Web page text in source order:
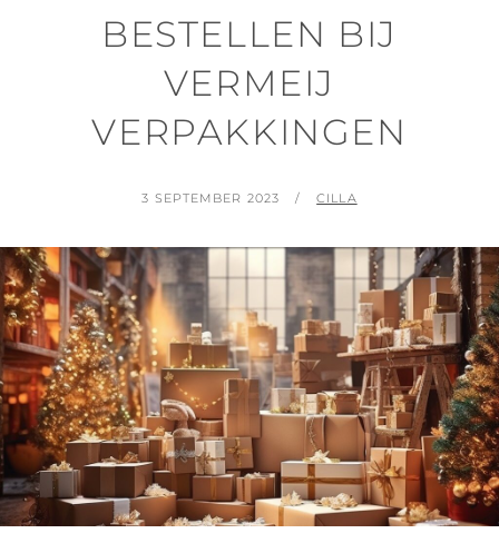
BESTELLEN BIJ
VERMEIJ
VERPAKKINGEN
POSTED
3 SEPTEMBER 2023 BY
CILLA